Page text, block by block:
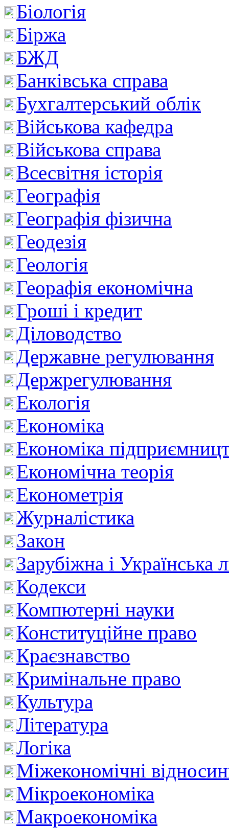
Біологія
Біржа
БЖД
Банківська справа
Бухгалтерський облік
Військова кафедра
Військова справа
Всесвітня історія
Географія
Географія фізична
Геодезія
Геологія
Георафія економічна
Гроші і кредит
Діловодство
Державне регулювання
Держрегулювання
Екологія
Економіка
Економіка
Економічна теорія
Економетрія
Журналістика
Закон
Зарубіжна і Українська
Кодекси
Компютерні науки
Конституційне право
Краєзнавство
Кримінальне право
Культура
Література
Логіка
Міжекономічні
Мікроекономіка
Макроекономіка